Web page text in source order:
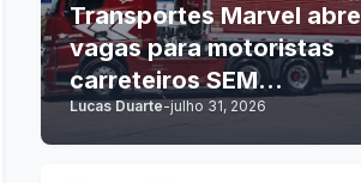
Transportes Marvel abre
vagas para motoristas
carreteiros SEM
EXPERIÊNCIA
Lucas Duarte-julho 31, 2026